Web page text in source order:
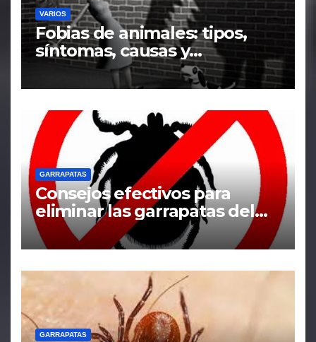
VARIOS
Fobias de animales: tipos,
síntomas, causas y
tratamiento
GARRAPATAS
Consejos efectivos para
eliminar las garrapatas del
hogar
GARRAPATAS